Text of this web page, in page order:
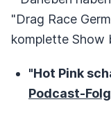
"Drag Race
komplette Show
"Hot Pink
Podcast-